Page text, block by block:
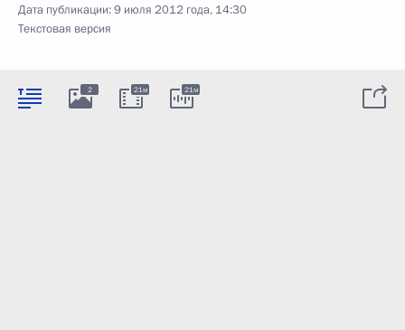
Дата публикации:9 июля 2012 года, 14:30
Текстовая версия
2 21м 21м